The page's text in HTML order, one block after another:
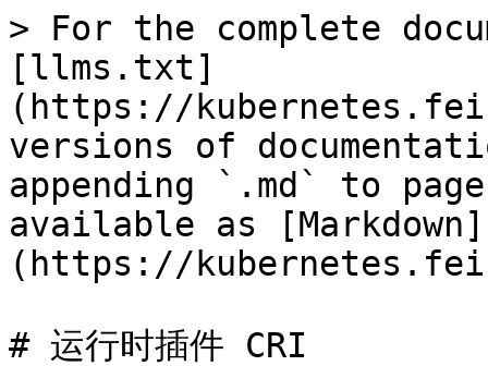
> For the complete
[llms.txt]
(https://
versions of
appending `.md` to
available as [Markdown]
(https://
# 运行时插件 CRI